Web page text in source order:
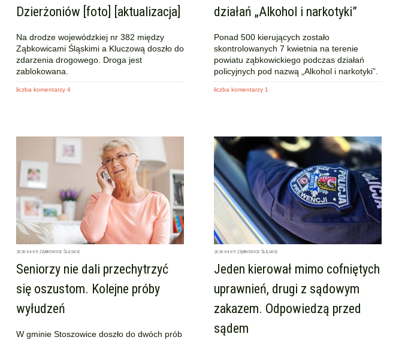
Dzierżoniów [foto] [aktualizacja]
Na drodze wojewódzkiej nr 382 między
Ząbkowicami Śląskimi a Kluczową doszło do
zdarzenia drogowego. Droga jest
zablokowana.
liczba komentarzy 4
działań „Alkohol i narkotyki”
Ponad 500 kierujących zostało
skontrolowanych 7 kwietnia na terenie
powiatu ząbkowickiego podczas działań
policyjnych pod nazwą „Alkohol i narkotyki”.
liczba komentarzy 1
2026-04-09 ZĄBKOWICE ŚLĄSKIE
Seniorzy nie dali przechytrzyć
się oszustom. Kolejne próby
wyłudzeń
W gminie Stoszowice doszło do dwóch prób
2026-04-09 ZĄBKOWICE ŚLĄSKIE
Jeden kierował mimo cofniętych
uprawnień, drugi z sądowym
zakazem. Odpowiedzą przed
sądem